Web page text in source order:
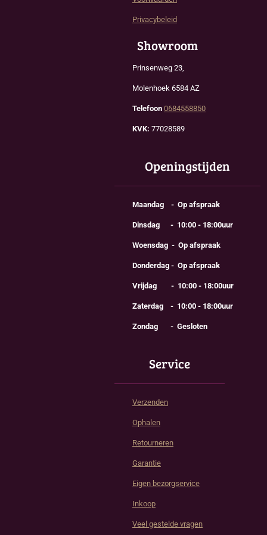
Privacybeleid
Showroom
Prinsenweg 23,
Molenhoek 6584 AZ
Telefoon 0684558850
KVK: 77028589
Openingstijden
Maandag - Op afspraak
Dinsdag - 10:00 - 18:00uur
Woensdag - Op afspraak
Donderdag - Op afspraak
Vrijdag - 10:00 - 18:00uur
Zaterdag - 10:00 - 18:00uur
Zondag - Gesloten
Service
Verzenden
Ophalen
Retourneren
Garantie
Eigen bezorgservice
Inkoop
Veel gestelde vragen